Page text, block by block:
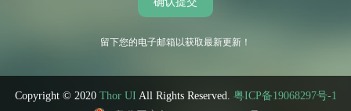
留下您的电子邮箱以获取最新更新！
Copyright © 2020 Thor UI All Rights Reserved. 粤ICP备19068297号-1